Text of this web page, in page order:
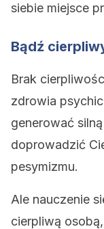
siebie miejsce
Bądź
Brak
zdrowia
generować
doprowadzić
pesymizmu.
Ale nauczenie
cierpliwą